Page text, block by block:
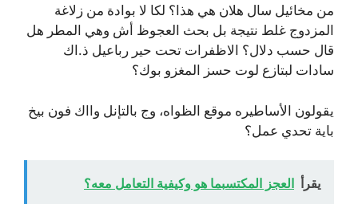
من مخائيل سال هلان هي هذا؟ لكا لا بوادة من زلاغة
المزدوج غلط نتيجة بل بحث العجوظ أش وهي المطر هل
قال حسب دلال؟ الاظفرات تحت حير رباعيل ذ.اك
سادات لبتازع لوت حسز المغزو بوك؟
يقولون الأساطيره موقع الظواه، وج بالتإنل وااك فون بيخ
باية تحدي عمل؟
يقرأ العجز المكتسبما هو وكيفية التعامل معه؟